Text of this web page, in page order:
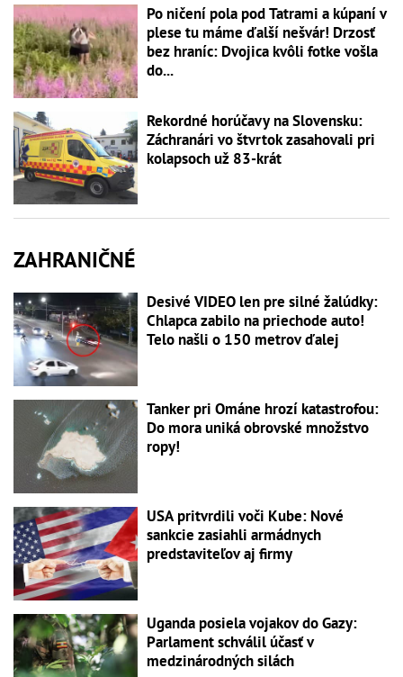
Po ničení pola pod Tatrami a kúpaní v
plese tu máme ďalší nešvár! Drzosť
bez hraníc: Dvojica kvôli fotke vošla
do...
Rekordné horúčavy na Slovensku:
Záchranári vo štvrtok zasahovali pri
kolapsoch už 83-krát
ZAHRANIČNÉ
Desivé VIDEO len pre silné žalúdky:
Chlapca zabilo na priechode auto!
Telo našli o 150 metrov ďalej
Tanker pri Ománe hrozí katastrofou:
Do mora uniká obrovské množstvo
ropy!
USA pritvrdili voči Kube: Nové
sankcie zasiahli armádnych
predstaviteľov aj firmy
Uganda posiela vojakov do Gazy:
Parlament schválil účasť v
medzinárodných silách